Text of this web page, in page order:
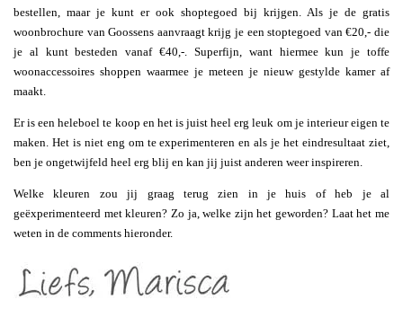
bestellen, maar je kunt er ook shoptegoed bij krijgen. Als je de gratis
woonbrochure van Goossens aanvraagt krijg je een stoptegoed van €20,- die
je al kunt besteden vanaf €40,-. Superfijn, want hiermee kun je toffe
woonaccessoires shoppen waarmee je meteen je nieuw gestylde kamer af
maakt.
Er is een heleboel te koop en het is juist heel erg leuk om je interieur eigen te
maken. Het is niet eng om te experimenteren en als je het eindresultaat ziet,
ben je ongetwijfeld heel erg blij en kan jij juist anderen weer inspireren.
Welke kleuren zou jij graag terug zien in je huis of heb je al
geëxperimenteerd met kleuren? Zo ja, welke zijn het geworden? Laat het me
weten in de comments hieronder.